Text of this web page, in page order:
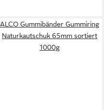
ALCO Gummibänder Gummiring
Naturkautschuk 65mm sortiert
1000g